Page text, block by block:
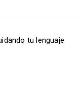
tu lenguaje